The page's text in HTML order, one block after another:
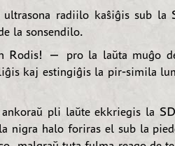
radiilo kaŝiĝis sub la
la sonsendilo.
Rodis! — pro la laŭta muĝo
kaj estingiĝis la pir-simila
pli laŭte ekkriegis la
nigra halo foriras el sub la